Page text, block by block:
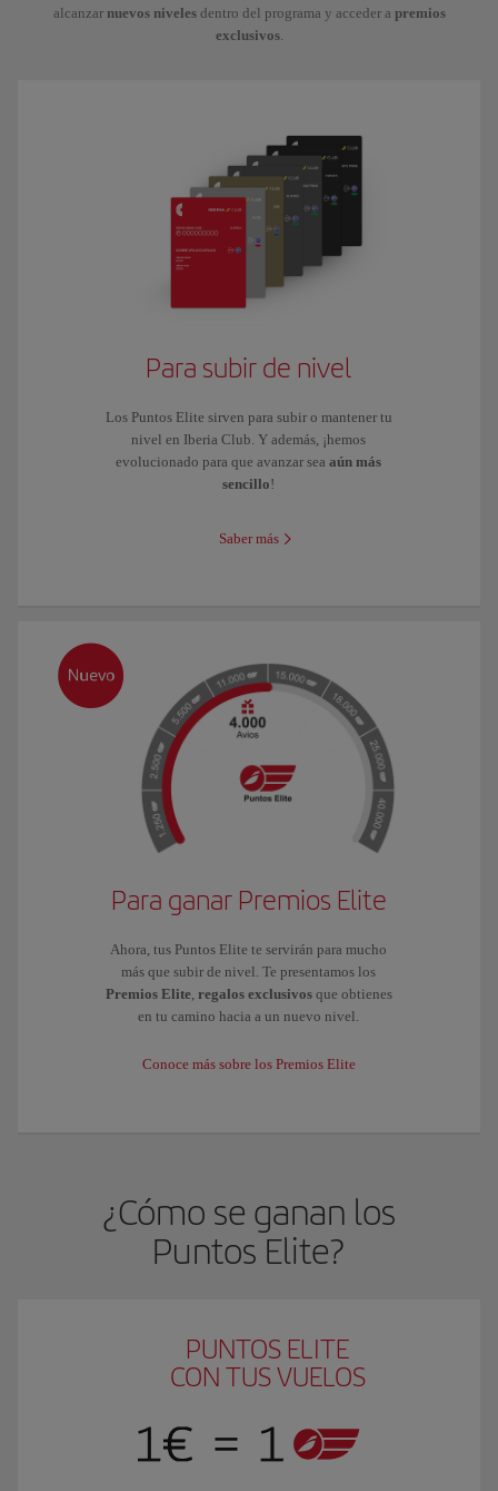
alcanzar nuevos nivelesdentro del programa y acceder a premios
exclusivos.
Para subir de nivel
Los Puntos Elite sirven para subir o mantener tu
nivel en Iberia Club. Y además, ¡hemos
evolucionado para que avanzar seaaún más
sencillo!
Saber más
Para ganar Premios Elite
Ahora, tus Puntos Elite te servirán para mucho
más que subir de nivel. Te presentamos los
Premios Elite, regalos exclusivosque obtienes
en tu camino hacia a un nuevo nivel.
Conoce más sobre los Premios Elite
¿Cómo se ganan los
Puntos Elite?
PUNTOS ELITE
CON TUS VUELOS